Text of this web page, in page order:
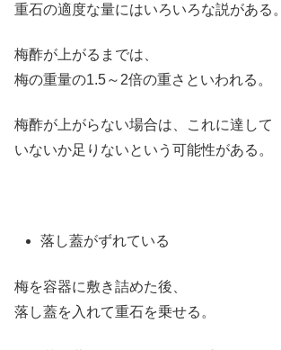
重石の適度な量にはいろいろな説がある。
梅酢が上がるまでは、
梅の重量の1.5～2倍の重さといわれる。
梅酢が上がらない場合は、これに達して
いないか足りないという可能性がある。
落し蓋がずれている
梅を容器に敷き詰めた後、
落し蓋を入れて重石を乗せる。